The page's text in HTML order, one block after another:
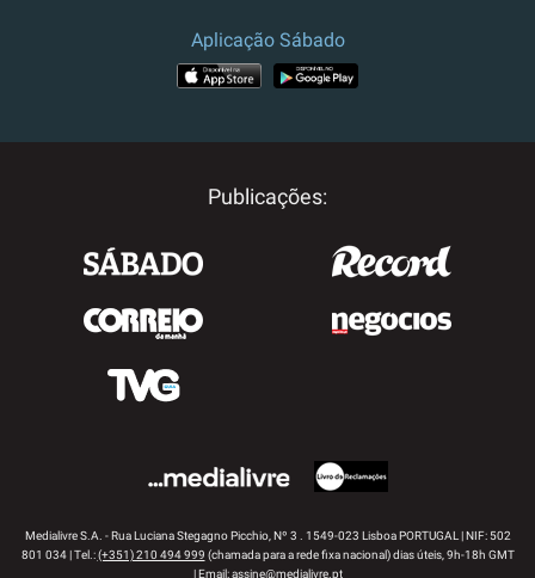
Aplicação Sábado
Publicações:
Medialivre S.A. - Rua Luciana Stegagno Picchio, Nº 3 . 1549-023 Lisboa PORTUGAL | NIF: 502
801 034 | Tel.:(+351) 210 494 999 (chamada para a rede fixa nacional) dias úteis, 9h-18h GMT
| Email:assine@medialivre.pt